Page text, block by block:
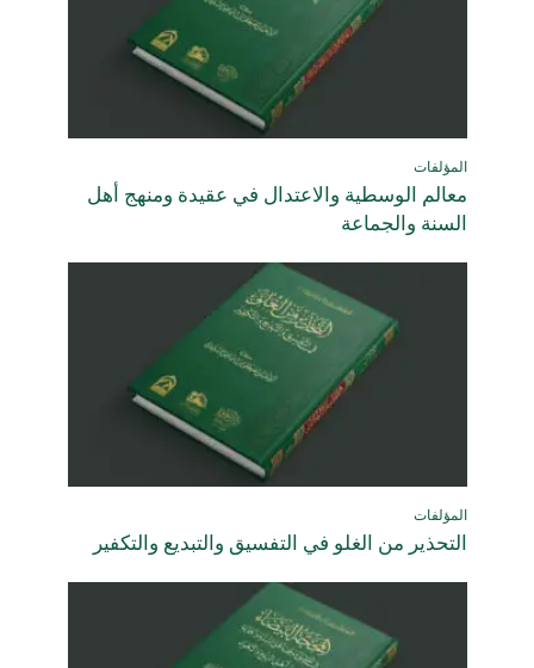
المؤلفات
معالم الوسطية والاعتدال في عقيدة ومنهج أهل
السنة والجماعة
المؤلفات
التحذير من الغلو في التفسيق والتبديع والتكفير